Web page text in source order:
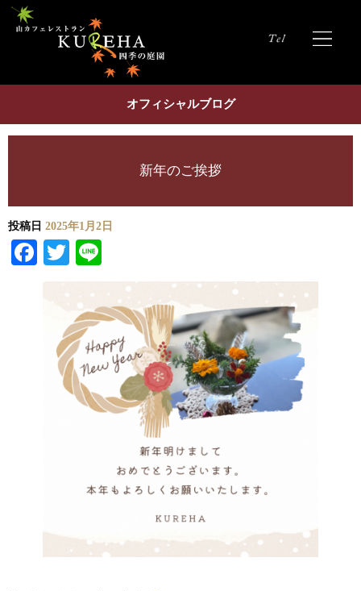
オフィシャルブログ
新年のご挨拶
投稿日 2025年1月2日
Facebook
Twitter